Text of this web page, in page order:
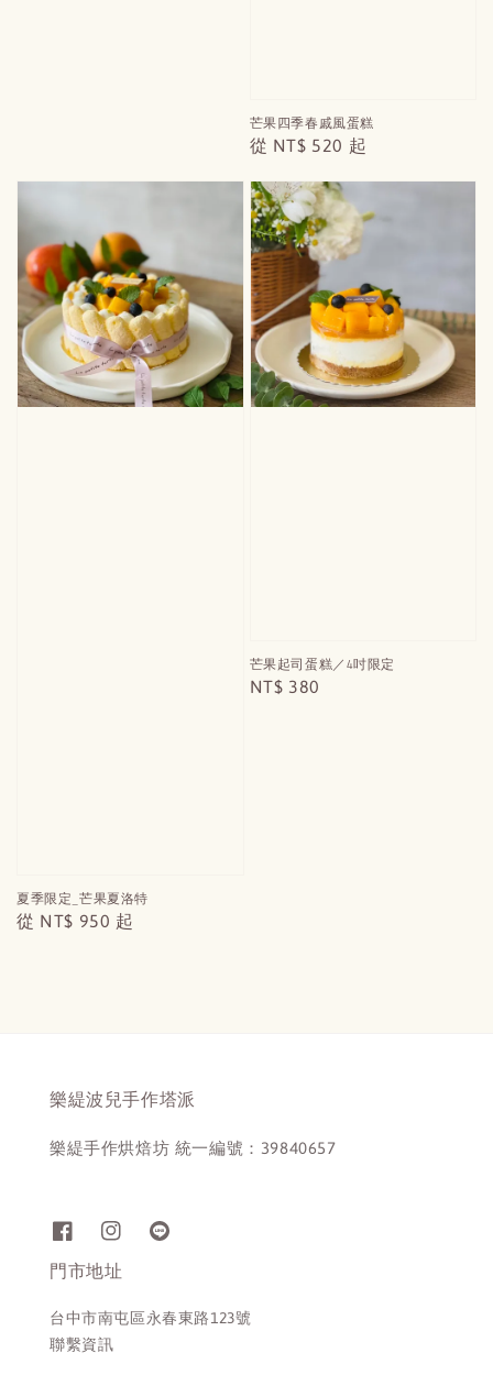
芒果四季春戚風蛋糕
Regular
從 NT$ 520 起
夏季限定_芒果夏洛特
Regular
從 NT$ 950 起
芒果起司蛋糕／4吋限定
Regular
NT$ 380
樂緹波兒手作塔派
樂緹手作烘焙坊 統一編號：39840657
門市地址
台中市南屯區永春東路123號
聯繫資訊